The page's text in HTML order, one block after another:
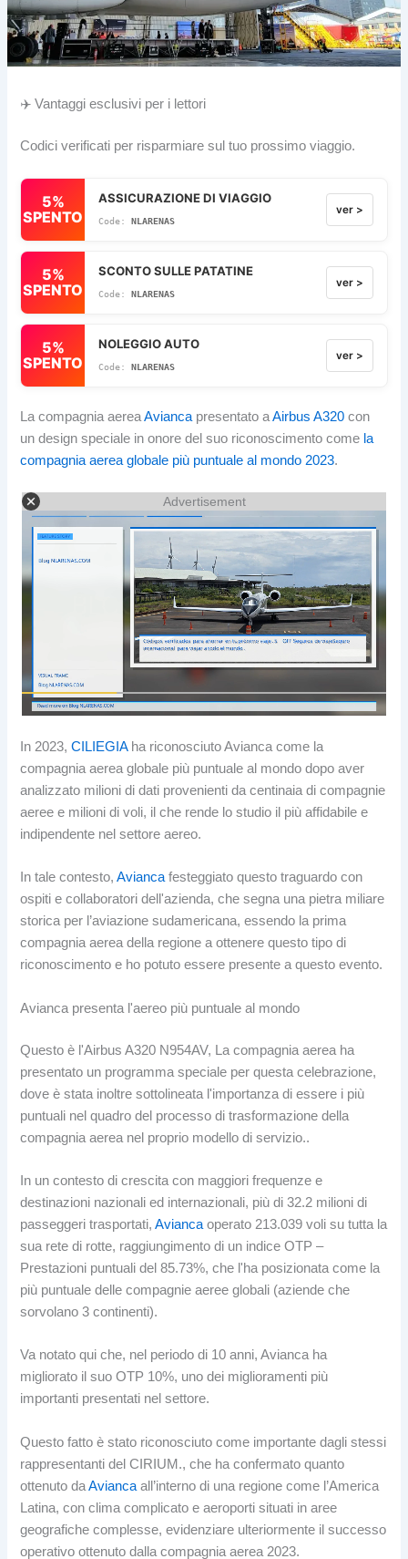
✈️ Vantaggi esclusivi per i lettori
Codici verificati per risparmiare sul tuo prossimo viaggio.
5%
SPENTO
ASSICURAZIONE DI VIAGGIO
NLARENAS
ver >
5%
SPENTO
SCONTO SULLE PATATINE
NLARENAS
ver >
5%
SPENTO
NOLEGGIO AUTO
NLARENAS
ver >
La compagnia aereaAvianca presentato aAirbus A320 con
un design speciale in onore del suo riconoscimento come la
compagnia aerea globale più puntuale al mondo 2023.
Advertisement
In 2023,CILIEGIAha riconosciuto Avianca come la
compagnia aerea globale più puntuale al mondo dopo aver
analizzato milioni di dati provenienti da centinaia di compagnie
aeree e milioni di voli, il che rende lo studio il più affidabile e
indipendente nel settore aereo.
In tale contesto,Aviancafesteggiato questo traguardo con
ospiti e collaboratori dell'azienda, che segna una pietra miliare
storica per l’aviazione sudamericana, essendo la prima
compagnia aerea della regione a ottenere questo tipo di
riconoscimento e ho potuto essere presente a questo evento.
Avianca presenta l'aereo più puntuale al mondo
Questo è l'Airbus A320 N954AV, La compagnia aerea ha
presentato un programma speciale per questa celebrazione,
dove è stata inoltre sottolineata l'importanza di essere i più
puntuali nel quadro del processo di trasformazione della
compagnia aerea nel proprio modello di servizio..
In un contesto di crescita con maggiori frequenze e
destinazioni nazionali ed internazionali, più di 32.2 milioni di
passeggeri trasportati,Avianca operato 213.039 voli su tutta la
sua rete di rotte, raggiungimento di un indice OTP –
Prestazioni puntuali del 85.73%, che l'ha posizionata come la
più puntuale delle compagnie aeree globali (aziende che
sorvolano 3 continenti).
Va notato qui che, nel periodo di 10 anni, Avianca ha
migliorato il suo OTP 10%, uno dei miglioramenti più
importanti presentati nel settore.
Questo fatto è stato riconosciuto come importante dagli stessi
rappresentanti del CIRIUM., che ha confermato quanto
ottenuto daAvianca all’interno di una regione come l’America
Latina, con clima complicato e aeroporti situati in aree
geografiche complesse, evidenziare ulteriormente il successo
operativo ottenuto dalla compagnia aerea 2023.